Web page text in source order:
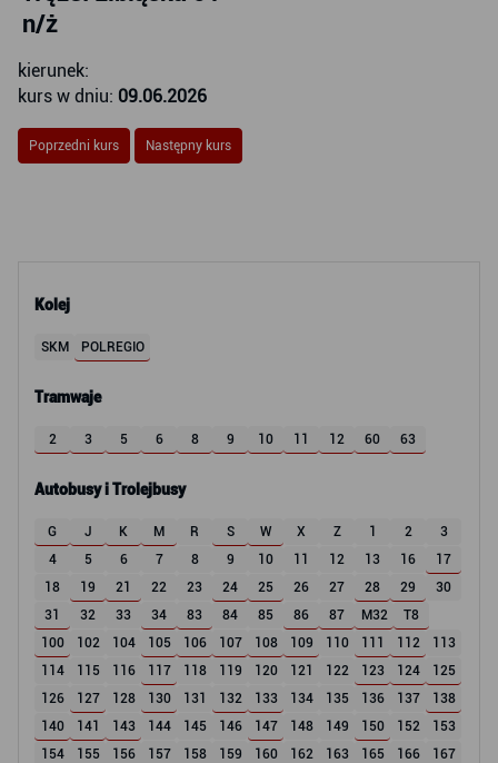
Kolej
SKM POLREGIO
Tramwaje
2 3 5 6 8 9 10 11 12 60 63
Autobusy i Trolejbusy
G J K M R S W X Z 1 2
3
4
5 6 7 8 9 10 11 12 13 16
17
18
19 21 22 23 24 25 26 27 28 29
30
31
32 33 34 83 84 85 86 87 M32
T8
100
102 104 105 106 107 108 109 110 111 112
113
114
115 116 117 118 119 120 121 122 123 124
125
126
127 128 130 131 132 133 134 135 136 137
138
140
141 143 144 145 146 147 148 149 150 152
153
154
155 156 157 158 159 160 162 163 165 166
167
n/ż
kierunek:
kurs w dniu: 09.06.2026
Poprzedni kurs Następny kurs